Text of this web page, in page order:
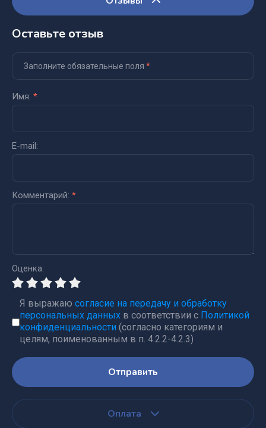
Оставьте отзыв
Заполните обязательные поля *
Имя: *
E-mail:
Комментарий: *
Оценка:
Я выражаю согласие на передачу и обработку
персональных данных в соответствии с Политикой
конфиденциальности (согласно категориям и
целям, поименованным в п. 4.2.2-4.2.3)
Отправить
Оплата